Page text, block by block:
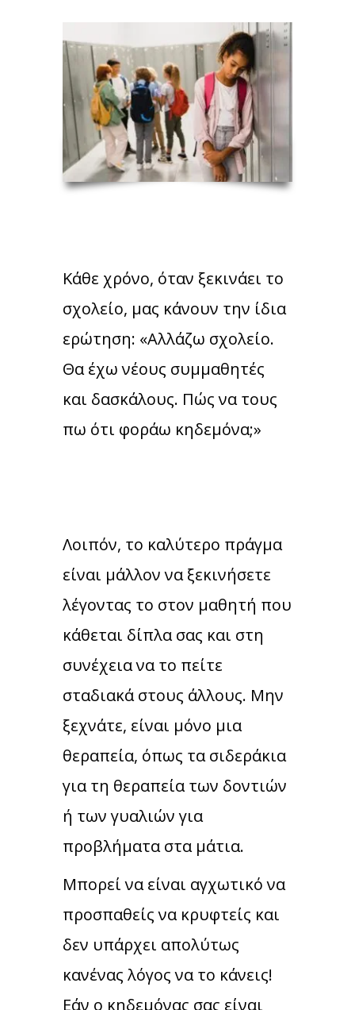
Κάθε χρόνο, όταν ξεκινάει το
σχολείο, μας κάνουν την ίδια
ερώτηση: «Αλλάζω σχολείο.
Θα έχω νέους συμμαθητές
και δασκάλους. Πώς να τους
πω ότι φοράω κηδεμόνα;»
Λοιπόν, το καλύτερο πράγμα
είναι μάλλον να ξεκινήσετε
λέγοντας το στον μαθητή που
κάθεται δίπλα σας και στη
συνέχεια να το πείτε
σταδιακά στους άλλους. Μην
ξεχνάτε, είναι μόνο μια
θεραπεία, όπως τα σιδεράκια
για τη θεραπεία των δοντιών
ή των γυαλιών για
προβλήματα στα μάτια.
Μπορεί να είναι αγχωτικό να
προσπαθείς να κρυφτείς και
δεν υπάρχει απολύτως
κανένας λόγος να το κάνεις!
Εάν ο κηδεμόνας σας είναι